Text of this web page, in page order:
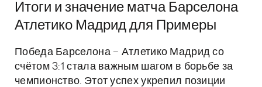
Итоги и значение матча Барселона
Атлетико Мадрид для Примеры
Победа Барселона – Атлетико Мадрид со
счётом 3:1 стала важным шагом в борьбе за
чемпионство. Этот успех укрепил позиции